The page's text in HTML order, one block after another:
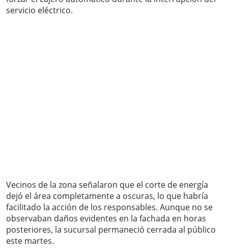
servicio eléctrico.
Vecinos de la zona señalaron que el corte de energía
dejó el área completamente a oscuras, lo que habría
facilitado la acción de los responsables. Aunque no se
observaban daños evidentes en la fachada en horas
posteriores, la sucursal permaneció cerrada al público
este martes.